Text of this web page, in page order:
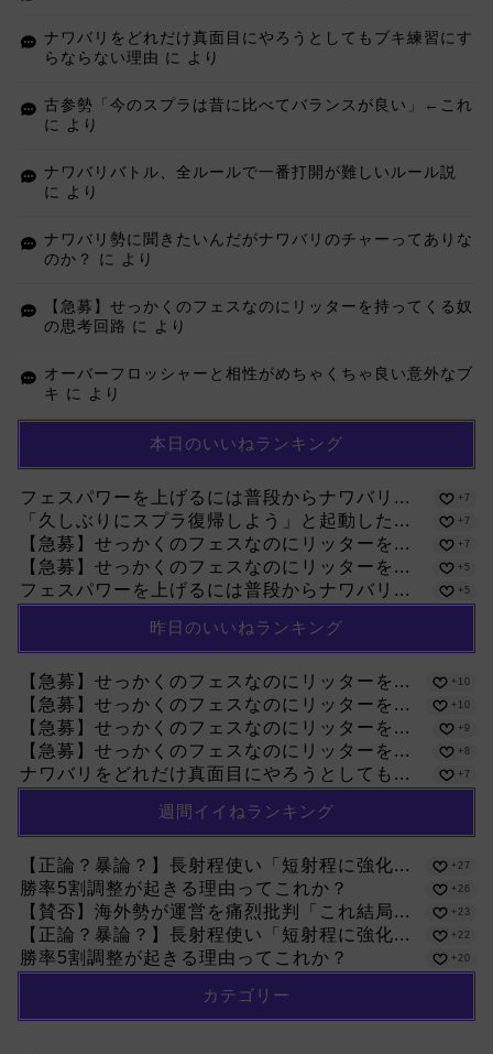
ナワバリをどれだけ真面目にやろうとしてもブキ練習にす
らならない理由 に より
古参勢「今のスプラは昔に比べてバランスが良い」←これ
に
より
ナワバリバトル、全ルールで一番打開が難しいルール説
に
より
ナワバリ勢に聞きたいんだがナワバリのチャーってありな
のか？
に より
【急募】せっかくのフェスなのにリッターを持ってくる奴
の思考回路 に より
オーバーフロッシャーと相性がめちゃくちゃ良い意外なブ
キ に より
本日のいいねランキング
フェスパワーを上げるには普段からナワバリ... +7
「久しぶりにスプラ復帰しよう」と起動した... +7
【急募】せっかくのフェスなのにリッターを... +7
【急募】せっかくのフェスなのにリッターを... +5
フェスパワーを上げるには普段からナワバリ... +5
昨日のいいねランキング
【急募】せっかくのフェスなのにリッターを... +10
【急募】せっかくのフェスなのにリッターを... +10
【急募】せっかくのフェスなのにリッターを... +9
【急募】せっかくのフェスなのにリッターを... +8
ナワバリをどれだけ真面目にやろうとしても... +7
週間イイねランキング
【正論？暴論？】長射程使い「短射程に強化... +27
勝率5割調整が起きる理由ってこれか？ +26
【賛否】海外勢が運営を痛烈批判「これ結局... +23
【正論？暴論？】長射程使い「短射程に強化... +22
勝率5割調整が起きる理由ってこれか？ +20
カテゴリー